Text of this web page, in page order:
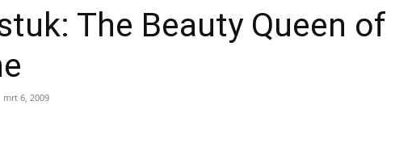
The Beauty Queen of
mrt 6, 2009